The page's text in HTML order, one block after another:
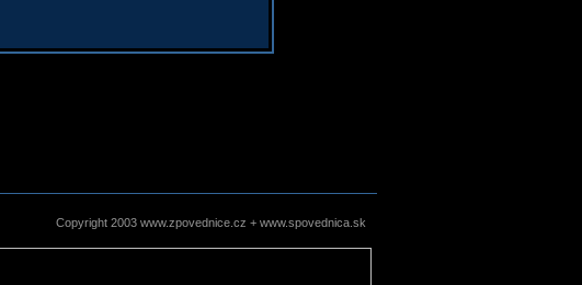
Copyright 2003 www.zpovednice.cz + www.spovednica.sk